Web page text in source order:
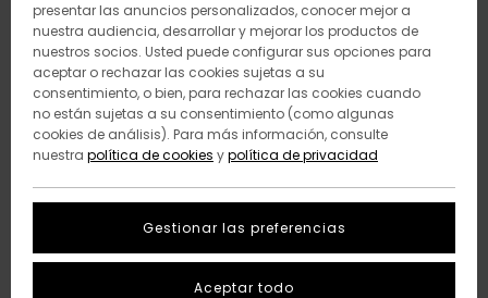
presentar las anuncios personalizados, conocer mejor a
nuestra audiencia, desarrollar y mejorar los productos de
nuestros socios. Usted puede configurar sus opciones para
aceptar o rechazar las cookies sujetas a su
consentimiento, o bien, para rechazar las cookies cuando
no están sujetas a su consentimiento (como algunas
cookies de análisis). Para más información, consulte
nuestra política de cookies ypolítica de privacidad
Gestionar las preferencias
Aceptar todo